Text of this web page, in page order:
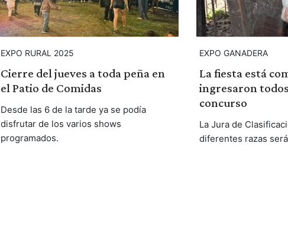
EXPO RURAL 2025
Cierre del jueves a toda peña en
el Patio de Comidas
Desde las 6 de la tarde ya se podía
disfrutar de los varios shows
programados.
EXPO GANADERA
La fiesta está
ingresaron
concurso
La Jura de
diferentes razas